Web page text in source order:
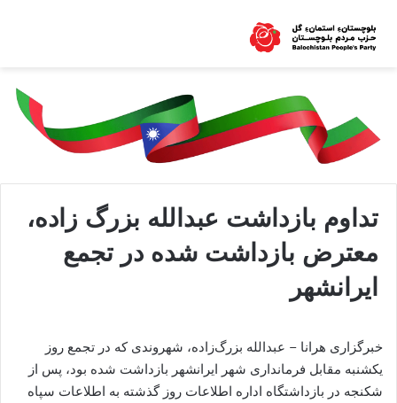
تداوم بازداشت عبدالله بزرگ زاده،
معترض بازداشت شده در تجمع
ایرانشهر
خبرگزاری هرانا – عبدالله بزرگ‌زاده، شهروندی که در تجمع روز
یکشنبه مقابل فرمانداری شهر ایرانشهر بازداشت شده بود، پس از
شکنجه در بازداشتگاه اداره اطلاعات روز گذشته به اطلاعات سپاه